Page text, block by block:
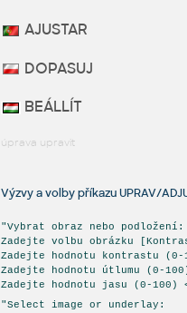
AJUSTAR
DOPASUJ
BEÁLLÍT
úprava upravit
Výzvy a volby příkazu UPRAV/
"Vybrat obraz nebo podložení:
Zadejte volbu obrázku
Zadejte hodnotu kontrastu (0-
Zadejte hodnotu útlumu (0-
Zadejte hodnotu jasu (0-100)
"Select image or underlay: